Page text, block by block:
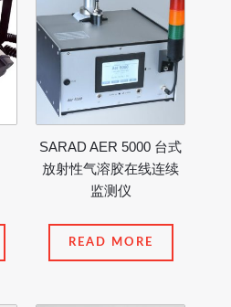
SARAD AER 5000 台式
放射性气溶胶在线连续
监测仪
READ MORE